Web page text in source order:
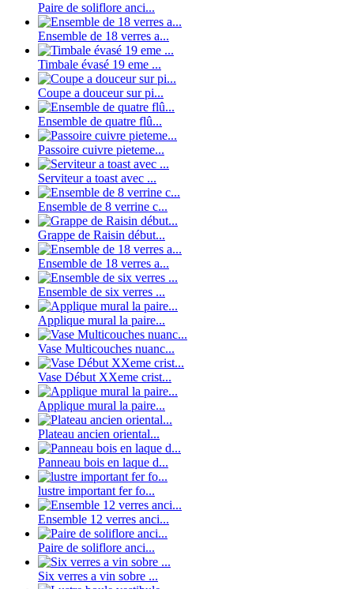
Paire de soliflore anci...
Ensemble de 18 verres a...
Timbale évasé 19 eme ...
Coupe a douceur sur pi...
Ensemble de quatre flû...
Passoire cuivre pieteme...
Serviteur a toast avec ...
Ensemble de 8 verrine c...
Grappe de Raisin début...
Ensemble de 18 verres a...
Ensemble de six verres ...
Applique mural la paire...
Vase Multicouches nuanc...
Vase Début XXeme crist...
Applique mural la paire...
Plateau ancien oriental...
Panneau bois en laque d...
lustre important fer fo...
Ensemble 12 verres anci...
Paire de soliflore anci...
Six verres a vin sobre ...